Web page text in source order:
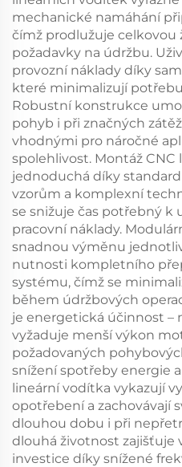
mechanické namáhání
čímž prodlužuje celkovou
požadavky na údržbu.
provozní náklady díky
které minimalizují
Robustní konstrukce
pohyb i při značných
vhodnými pro náročné
spolehlivost. Montáž
jednoduchá díky
vzorům a komplexní
se snižuje čas potřebný k
pracovní náklady.
snadnou výměnu
nutnosti kompletního
systému, čímž se
během údržbových
je energetická účinnost –
vyžaduje menší výkon
požadovaných
snížení spotřeby energie
lineární vodítka vykazují
opotřebení a zachovávají
dlouhou dobu i při
dlouhá životnost zajišťuje
investice díky snížené